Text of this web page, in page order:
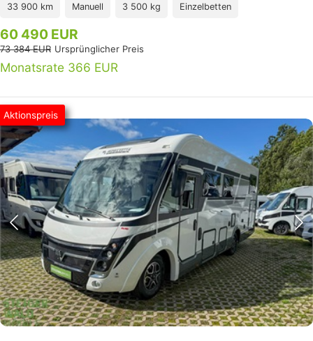
33 900 km Manuell 3 500 kg Einzelbetten
60 490 EUR
73 384 EUR Ursprünglicher Preis
Monatsrate 366 EUR
Aktionspreis